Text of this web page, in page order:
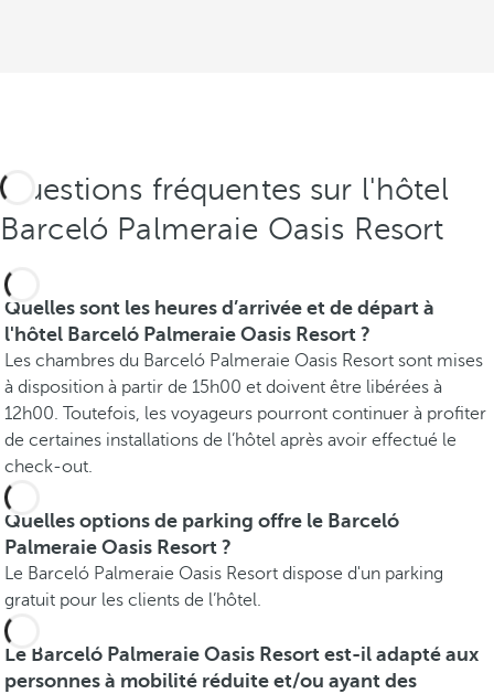
Questions fréquentes sur l'hôtel
Barceló Palmeraie Oasis Resort
Quelles sont les heures d’arrivée et de départ à
l'hôtel Barceló Palmeraie Oasis Resort ?
Les chambres du Barceló Palmeraie Oasis Resort sont mises
à disposition à partir de 15h00 et doivent être libérées à
12h00. Toutefois, les voyageurs pourront continuer à profiter
de certaines installations de l’hôtel après avoir effectué le
check-out.
Quelles options de parking offre le Barceló
Palmeraie Oasis Resort ?
Le Barceló Palmeraie Oasis Resort dispose d'un parking
gratuit pour les clients de l’hôtel.
Le Barceló Palmeraie Oasis Resort est-il adapté aux
personnes à mobilité réduite et/ou ayant des